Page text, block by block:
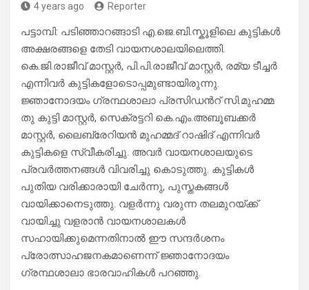
4 years ago Reporter
പട്ടാമ്പി: പടിഞ്ഞാറങ്ങാടി എ.ജെ.ബി.സ്കൂളിലെ കുട്ടികൾ
അക്ഷരങ്ങളെ തേടി വായനശാലയിലെത്തി.
കെ.ജി.രാജീവ് മാസ്റ്റർ, പി.പി.രാജീവ് മാസ്റ്റർ, രമ്യ ടീച്ചർ
എന്നിവർ കുട്ടികളോടൊപ്പമുണ്ടായിരുന്നു.
ജ്ഞാനോദയം ഗ്രന്ഥശാലാ പ്രസിഡൻറ് സി.മുഹമ്മ
തു കുട്ടി മാസ്റ്റർ, സെക്രട്ടറി കെ.എം.അബൂബക്കർ
മാസ്റ്റർ, ലൈബ്രേറിയൻ മുഹമ്മദ് റാഷിദ് എന്നിവർ
കുട്ടികളെ സ്വീകരിച്ചു. അവർ വായനശാലയുടെ
പ്രവർത്തനങ്ങൾ വിവരിച്ചു കൊടുത്തു. കുട്ടികൾ
പുതിയ വരിക്കാരായി ചേർന്നു, പുസ്തകങ്ങൾ
വായിക്കാനെടുത്തു. വളർന്നു വരുന്ന തലമുറയ്ക്ക്
വായിച്ചു വളരാൻ വായനശാലകൾ
സഹായിക്കുമെന്നതിനാൽ ഈ സന്ദർശനം
പ്രോത്സാഹജനകമാണെന്ന് ജ്ഞാനോദയം
ഗ്രന്ഥശാലാ ഭാരവാഹികൾ പറഞ്ഞു.